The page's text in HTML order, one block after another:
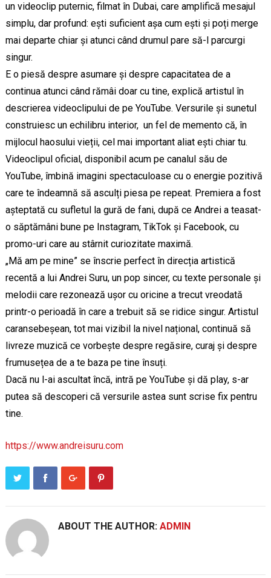
un videoclip puternic, filmat în Dubai, care amplifică mesajul
simplu, dar profund: ești suficient așa cum ești și poți merge
mai departe chiar și atunci când drumul pare să-l parcurgi
singur.
E o piesă despre asumare și despre capacitatea de a
continua atunci când rămâi doar cu tine, explică artistul în
descrierea videoclipului de pe YouTube. Versurile și sunetul
construiesc un echilibru interior, un fel de memento că, în
mijlocul haosului vieții, cel mai important aliat ești chiar tu.
Videoclipul oficial, disponibil acum pe canalul său de
YouTube, îmbină imagini spectaculoase cu o energie pozitivă
care te îndeamnă să asculți piesa pe repeat. Premiera a fost
așteptată cu sufletul la gură de fani, după ce Andrei a teasat-
o săptămâni bune pe Instagram, TikTok și Facebook, cu
promo-uri care au stârnit curiozitate maximă.
„Mă am pe mine” se înscrie perfect în direcția artistică
recentă a lui Andrei Suru, un pop sincer, cu texte personale și
melodii care rezonează ușor cu oricine a trecut vreodată
printr-o perioadă în care a trebuit să se ridice singur. Artistul
caransebeșean, tot mai vizibil la nivel național, continuă să
livreze muzică ce vorbește despre regăsire, curaj și despre
frumusețea de a te baza pe tine însuți.
Dacă nu l-ai ascultat încă, intră pe YouTube și dă play, s-ar
putea să descoperi că versurile astea sunt scrise fix pentru
tine.
https://www.andreisuru.com
ABOUT THE AUTHOR: ADMIN